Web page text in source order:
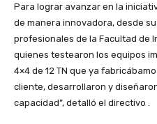
Para lograr avanzar en la
de manera innovadora, desde
profesionales de la Facultad de
quienes testearon los equipos
4×4 de 12 TN que ya
cliente, desarrollaron y
capacidad”, detalló el directivo .